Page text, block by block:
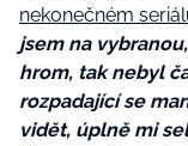
nekonečném
jsem na
hrom, tak nebyl
rozpadající se
vidět, úplně mi